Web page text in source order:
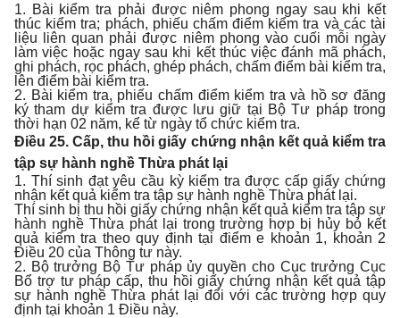
1. Bài kiểm tra phải được niêm phong ngay sau khi kết
thúc kiểm tra; phách, phiếu chấm điểm kiểm tra và các tài
liệu liên quan phải được niêm phong vào cuối mỗi ngày
làm việc hoặc ngay sau khi kết thúc việc đánh mã phách,
ghi phách, rọc phách, ghép phách, chấm điểm bài kiểm tra,
lên điểm bài kiểm tra.
2. Bài kiểm tra, phiếu chấm điểm kiểm tra và hồ sơ đăng
ký tham dự kiểm tra được lưu giữ tại Bộ Tư pháp trong
thời hạn 02 năm, kể từ ngày tổ chức kiểm tra.
Điều 25. Cấp, thu hồi giấy chứng nhận kết quả kiểm tra
tập sự hành nghề Thừa phát lại
1. Thí sinh đạt yêu cầu kỳ kiểm tra được cấp giấy chứng
nhận kết quả kiểm tra tập sự hành nghề Thừa phát lại.
Thí sinh bị thu hồi giấy chứng nhận kết quả kiểm tra tập sự
hành nghề Thừa phát lại trong trường hợp bị hủy bỏ kết
quả kiểm tra theo quy định tại điểm e khoản 1, khoản 2
Điều 20 của Thông tư này.
2. Bộ trưởng Bộ Tư pháp ủy quyền cho Cục trưởng Cục
Bổ trợ tư pháp cấp, thu hồi giấy chứng nhận kết quả tập
sự hành nghề Thừa phát lại đối với các trường hợp quy
định tại khoản 1 Điều này.